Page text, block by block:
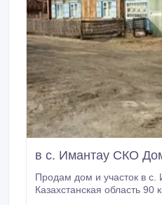
в с. Имантау СКО
Продам дом и участок в с.
Казахстанская область 90